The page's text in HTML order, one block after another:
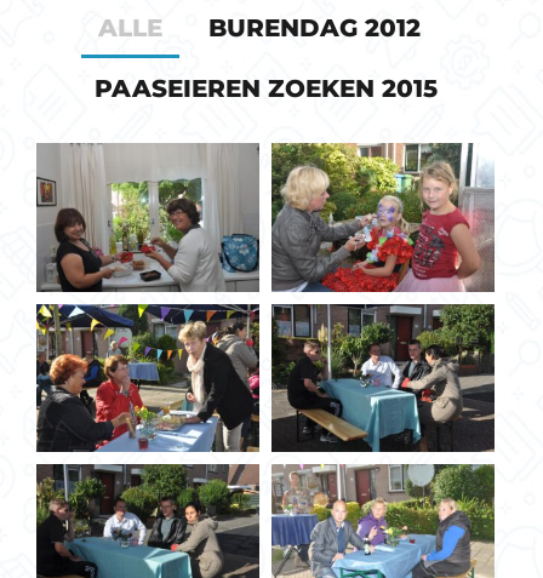
ALLE BURENDAG 2012
PAASEIEREN ZOEKEN 2015